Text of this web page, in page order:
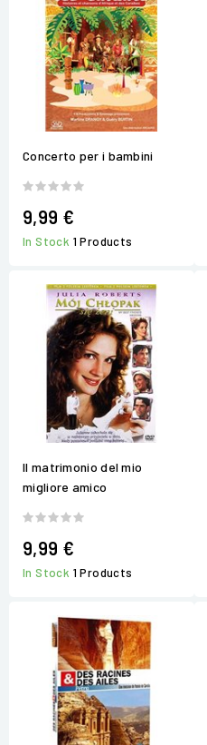
Concerto per i bambini
9,99 €
In Stock 1 Products
Il matrimonio del mio
migliore amico
9,99 €
In Stock 1 Products